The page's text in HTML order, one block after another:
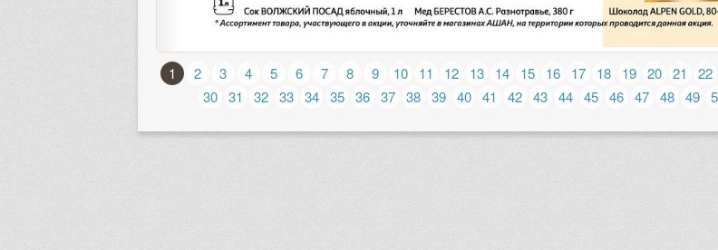
1 2 3 4 5 6 7 8 9 10 11 12 13 14 15 16 17 18 19 20 21 22
30 31 32 33 34 35 36 37 38 39 40 41 42 43 44 45 46 47 48 49